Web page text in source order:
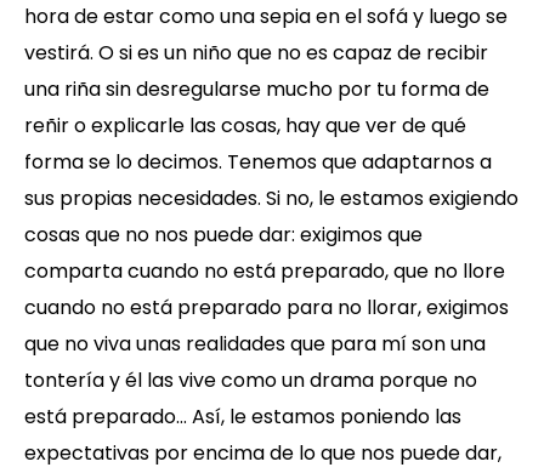
hora de estar como una sepia en el sofá y luego se
vestirá. O si es un niño que no es capaz de recibir
una riña sin desregularse mucho por tu forma de
reñir o explicarle las cosas, hay que ver de qué
forma se lo decimos. Tenemos que adaptarnos a
sus propias necesidades. Si no, le estamos exigiendo
cosas que no nos puede dar: exigimos que
comparta cuando no está preparado, que no llore
cuando no está preparado para no llorar, exigimos
que no viva unas realidades que para mí son una
tontería y él las vive como un drama porque no
está preparado… Así, le estamos poniendo las
expectativas por encima de lo que nos puede dar,